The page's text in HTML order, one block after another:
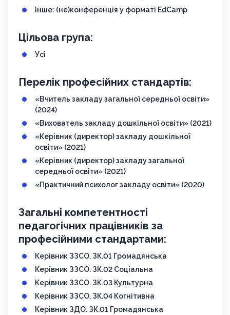
Інше: (не)конференція у форматі EdCamp
Цільова група:
Усі
Перелік професійних стандартів:
«Вчитель закладу загальної середньої освіти»
(2024)
«Вихователь закладу дошкільної освіти» (2021)
«Керівник (директор) закладу дошкільної
освіти» (2021)
«Керівник (директор) закладу загальної
середньої освіти» (2021)
«Практичний психолог закладу освіти» (2020)
Загальні компетентності
педагогічних працівників за
професійними стандартами:
Керівник ЗЗСО. ЗК.01 Громадянська
Керівник ЗЗСО. ЗК.02 Соціальна
Керівник ЗЗСО. ЗК.03 Культурна
Керівник ЗЗСО. ЗК.04 Когнітивна
Керівник ЗДО. ЗК.01 Громадянська